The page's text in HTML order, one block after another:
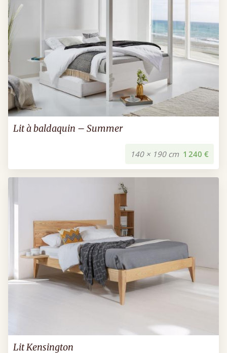
Lit à baldaquin – Summer
140 × 190 cm 1 240 €
Lit Kensington